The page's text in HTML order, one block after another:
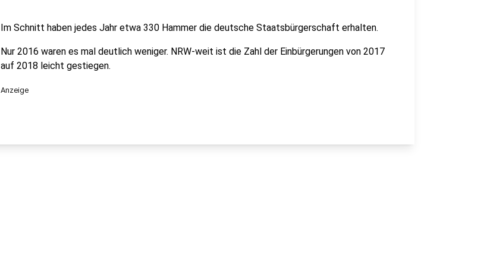
Im Schnitt haben jedes Jahr etwa 330 Hammer die deutsche Staatsbürgerschaft erhalten.
Nur 2016 waren es mal deutlich weniger. NRW-weit ist die Zahl der Einbürgerungen von 2017
auf 2018 leicht gestiegen.
Anzeige